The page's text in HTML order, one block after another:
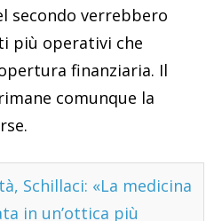
secondo verrebbero
più operativi che
finanziaria. Il
comunque la
Schillaci: «La medicina
in un’ottica più